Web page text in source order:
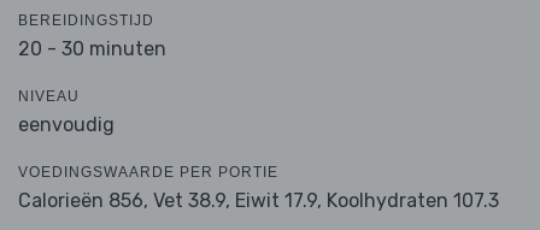
BEREIDINGSTIJD
20 - 30 minuten
NIVEAU
eenvoudig
VOEDINGSWAARDE PER PORTIE
Calorieën 856, Vet 38.9, Eiwit 17.9, Koolhydraten 107.3